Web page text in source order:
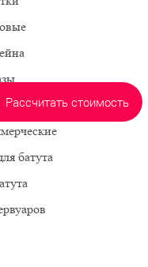
батута
Рассчитать стоимость